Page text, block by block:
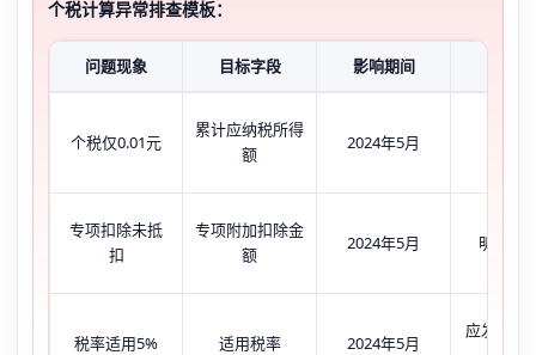
个税计算异常排查模板：
问题现象 目标字段 影响期间
个税仅0.01元
累计应纳税所得
额
2024年5月
专项扣除未抵
扣
专项附加扣除金
额
2024年5月 明细栏
税率适用5% 适用税率 2024年5月
应发